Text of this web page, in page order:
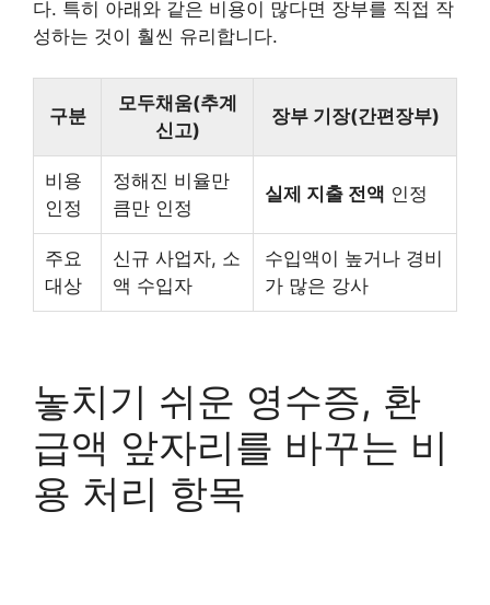
다. 특히 아래와 같은 비용이 많다면 장부를 직접 작
성하는 것이 훨씬 유리합니다.
구분
모두채움(추계
신고)
장부 기장(간편장부)
비용
인정
정해진 비율만
큼만 인정
실제 지출 전액 인정
주요
대상
신규 사업자, 소
액 수입자
수입액이 높거나 경비
가 많은 강사
놓치기 쉬운 영수증, 환
급액 앞자리를 바꾸는 비
용 처리 항목